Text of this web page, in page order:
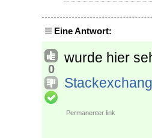
Eine Antwort:
0
wurde hier
Permanenter link